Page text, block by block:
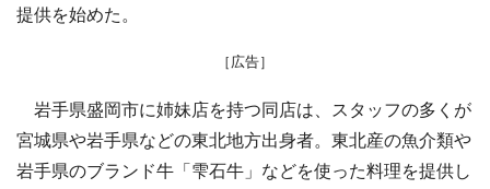
提供を始めた。
［広告］
岩手県盛岡市に姉妹店を持つ同店は、スタッフの多くが
宮城県や岩手県などの東北地方出身者。東北産の魚介類や
岩手県のブランド牛「雫石牛」などを使った料理を提供し